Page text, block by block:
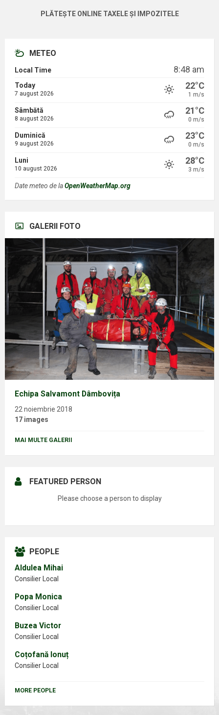
PLĂTEȘTE ONLINE TAXELE ȘI IMPOZITELE
METEO
Local Time 8:48 am
Today
7 august 2026
22°C
1 m/s
Sâmbătă
8 august 2026
21°C
0 m/s
Duminică
9 august 2026
23°C
0 m/s
Luni
10 august 2026
28°C
3 m/s
Date meteo de laOpenWeatherMap.org
GALERII FOTO
Echipa Salvamont Dâmbovița
22 noiembrie 2018
17 images
MAI MULTE GALERII
FEATURED PERSON
Please choose a person to display
PEOPLE
Aldulea Mihai
Consilier Local
Popa Monica
Consilier Local
Buzea Victor
Consilier Local
Coțofană Ionuț
Consilier Local
MORE PEOPLE